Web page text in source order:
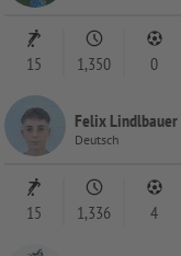
15 1,350 0
Felix Lindlbauer
Deutsch
15 1,336 4